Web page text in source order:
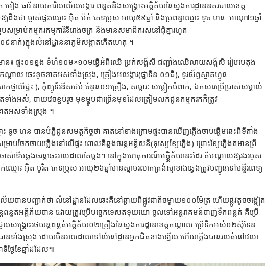
ង ធារី នាយការិយាល័យបង្ការ ពន្លត់និងសង្គ្រោះអគ្គិភ័យនៃស្នងការដ្ឋាននគរបាលខេត្ត
យដឹងថា ម្ចាស់ផ្ទះឈ្មោះ អ៊ិត ម៉ក់ ភេទប្រុស អាយុ៥៩ឆ្នាំ និងប្រពន្ធឈ្មោះ ទូច ហន អាយុ៧១ឆ្នាំ
សម្រាប់កម្មករកម្មការិនីរោងចក្រ និងមានសមាជិករស់នៅជុំគ្នារហូត
នាក់)ក្នុងលំនៅដ្ឋាននាភូមិសង្កាត់កើតហេតុ ។
មាន៖ ផ្ទះ០១ខ្នង ទំហំ១០ម×១០មធ្វើអំពីឈើ ប្រក់សង្ក័សី ជញ្ជាំងឈើលាយសង្ក័សី រៀបបេតុង
កណ្ដាល ឆេះខូចខាតអស់ទាំងស្រុង, គ្រឿងអលង្ការ(ផ្លាទីន ០១ជី), ទូរស័ព្ទស្មាតហ្វូន
ថ្មលើផ្ទះ ), កុំព្យូទ័រឌីសថប់ ចំនួន០១គ្រឿង, សម្ភារ: សម្លៀកបំពាក់, ឯកសារប្រើប្រាស់សម្គាល់
តទាំងអស់, បាយវេចខ្ចប់រួច មុខម្ហូបជាច្រើនមុខដែលត្រៀមលក់ជូនកម្មករកក៏ត្រូវ
ាតអស់ទាំងស្រុង ។
ោះ ទូច ហន បានបំភ្លឺជូនសមត្ថកិច្ចថា គាត់នៅខាងក្រោមផ្ទះបានឃើញភ្លើងចាប់ផ្តើមឆេះពីទីតាំង
សម្រាប់ចែកចាយភ្លើងនៅលើផ្ទះ ពោលគឺឆ្លងចរន្តអគ្គិសនី(ទុស្សេខ្សែភ្លើង) ព្រោះខ្សែភ្លើងតមានព្រី
ស់ទើបឆ្លងចរន្តឆេះរាលដាលតែម្តង។ នៅក្នុងហេតុការណ៍អគ្គ្គិភ័យនេះដែរ គឺបណ្តាលឱ្យរងរបួស
ឈ្មោះ អ៊ិត បូរិត ភេទប្រុស អាយុ២៦ឆ្នាំមានស្នាមរលាកត្រង់ស្មាខាងឆ្វេងត្រូវបញ្ជូនទៅមន្ទីរពេទ្យ
បានបញ្ជាក់ថា លំនៅដ្ឋានដែលឆេះគឺនៅឆ្ងាយពីផ្លូវជាតិចម្ងាយ១០០ម៉ែត្រ ហើយផ្លូវតូចចង្អៀត
ន្លត់អគ្គិភ័យបាន ដោយត្រូវប្រើបច្ចេកទេសតទុយយោ ចូលទៅអន្តរាគមន៍បាញ់ទឹកពន្លត់ គឺប្រើ
សង្គ្រោះរថយន្តពន្លត់អគ្គិភ័យ០២គ្រឿងនៃស្នងការដ្ខានខេត្តកណ្ដាល ប្រើទឹកអស់០២សុីទែន
ានទាំងស្រុង ដោយមិនរាលដាលទៅលំនៅដ្ឋានអ្នកជិតខាងឡើយ ហើយភ្លើងបានរលត់នៅវេលា
ងៃខែឆ្នាំដដែល៕